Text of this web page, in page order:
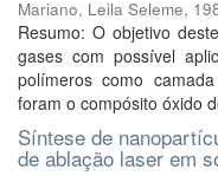
Mariano, Leila Seleme,
Resumo: O objetivo
gases com possível
polímeros como
foram o compósito óxido
Síntese de
de ablação laser em